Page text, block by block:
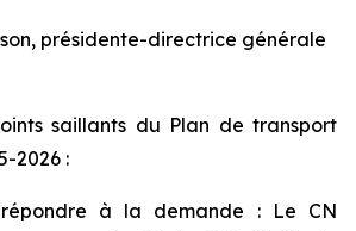
présidente-directrice générale
saillants du Plan de transport
2026 :
à la demande : Le CN